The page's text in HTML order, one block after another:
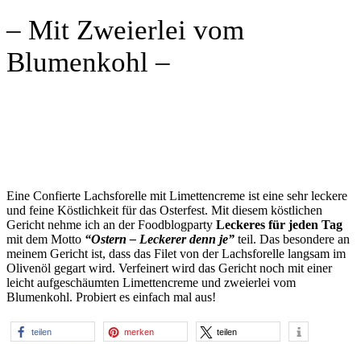
– Mit Zweierlei vom
Blumenkohl –
Eine Confierte Lachsforelle mit Limettencreme ist eine sehr leckere
und feine Köstlichkeit für das Osterfest. Mit diesem köstlichen
Gericht nehme ich an der Foodblogparty Leckeres für jeden Tag
mit dem Motto “Ostern – Leckerer denn je” teil. Das besondere an
meinem Gericht ist, dass das Filet von der Lachsforelle langsam im
Olivenöl gegart wird. Verfeinert wird das Gericht noch mit einer
leicht aufgeschäumten Limettencreme und zweierlei vom
Blumenkohl. Probiert es einfach mal aus!
teilen merken teilen